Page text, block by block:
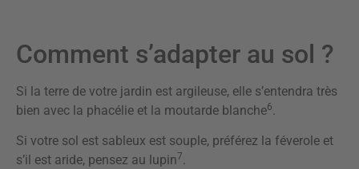
Comment s’adapter au sol ?
Si la terre de votre jardin est argileuse, elle s’entendra très
bien avec la phacélie et la moutarde blanche6.
Si votre sol est sableux est souple, préférez la féverole et
s’il est aride, pensez au lupin7.